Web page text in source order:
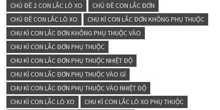
CHỦ ĐỀ 2 CON LẮC LÒ XO
CHỦ ĐỀ CON LẮC ĐƠN
CHỦ ĐỀ CON LẮC LÒ XO
CHU KÌ CON LẮC ĐƠN KHÔNG PHỤ THUỘC
CHU KÌ CON LẮC ĐƠN KHÔNG PHỤ THUỘC VÀO
CHU KÌ CON LẮC ĐƠN PHỤ THUỘC
CHU KÌ CON LẮC ĐƠN PHỤ THUỘC NHIỆT ĐỘ
CHU KÌ CON LẮC ĐƠN PHỤ THUỘC VÀO GÌ
CHU KÌ CON LẮC ĐƠN PHỤ THUỘC VÀO NHIỆT ĐỘ
CHU KÌ CON LẮC LÒ XO
CHU KÌ CON LẮC LÒ XO PHỤ THUỘC